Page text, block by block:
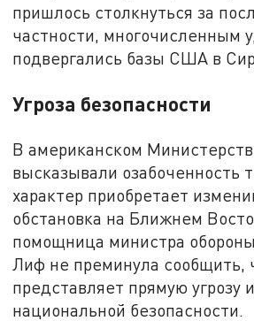
пришлось столкнуться за
частности, многочисленным
подвергались базы США в
Угроза безопасности
В американском
высказывали озабоченность
характер приобретает
обстановка на Ближнем
помощница министра
Лиф не преминула сообщить,
представляет прямую угрозу
национальной безопасности.